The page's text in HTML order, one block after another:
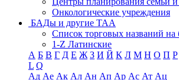
Онкологические учреждения
БАДы и другие ТАА
Список торговых названий
1-Z Латинские
А Б В Г Д Е Ж З И Й К Л М Н О П Р
L Q
Ад Ае Ак Ал Ан Ап Ар Ас Ат Ац